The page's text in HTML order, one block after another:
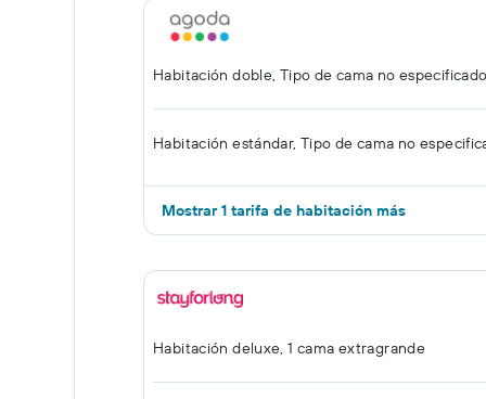
Habitación doble, Tipo de cama no
Habitación estándar, Tipo de cama no
Mostrar 1 tarifa de habitación más
Habitación deluxe, 1 cama extragrande